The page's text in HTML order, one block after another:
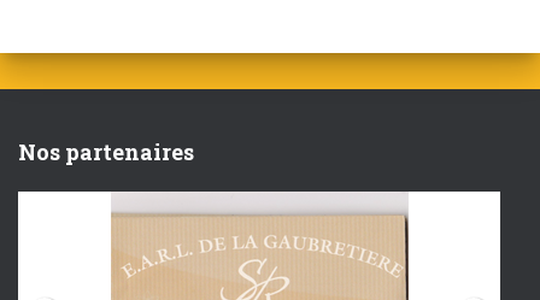
Nos partenaires